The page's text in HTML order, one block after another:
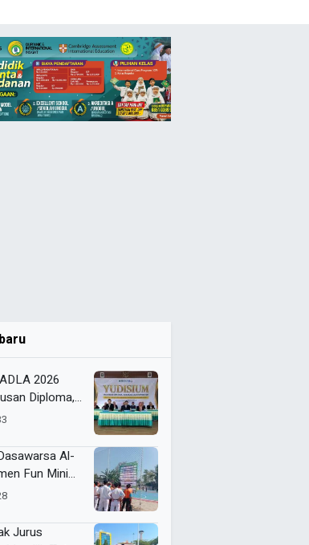
2026
Diploma,
Al-
Fun Mini
Digelar
Jurus